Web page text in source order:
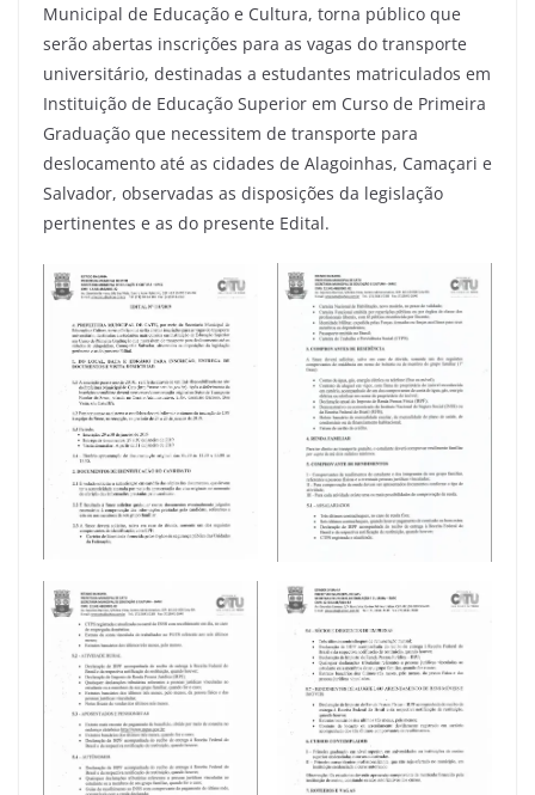
Municipal de Educação e Cultura, torna público que
serão abertas inscrições para as vagas do transporte
universitário, destinadas a estudantes matriculados em
Instituição de Educação Superior em Curso de Primeira
Graduação que necessitem de transporte para
deslocamento até as cidades de Alagoinhas, Camaçari e
Salvador, observadas as disposições da legislação
pertinentes e as do presente Edital.